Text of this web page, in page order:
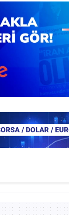
çerezlerle